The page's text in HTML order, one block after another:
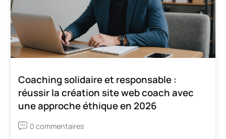
Coaching solidaire et responsable :
réussir la création site web coach avec
une approche éthique en 2026
0 commentaires